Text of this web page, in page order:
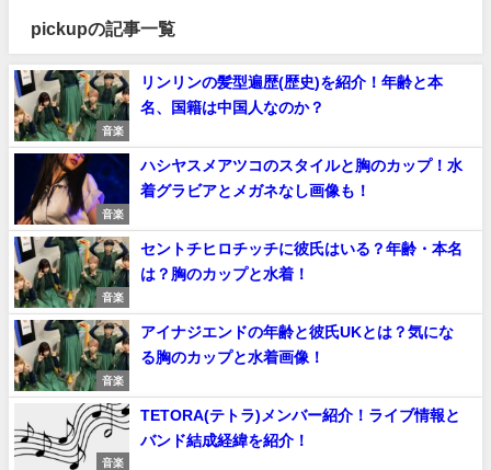
pickupの記事一覧
音楽
リンリンの髪型遍歴(歴史)を紹介！年齢と本
名、国籍は中国人なのか？
音楽
ハシヤスメアツコのスタイルと胸のカップ！水
着グラビアとメガネなし画像も！
音楽
セントチヒロチッチに彼氏はいる？年齢・本名
は？胸のカップと水着！
音楽
アイナジエンドの年齢と彼氏UKとは？気にな
る胸のカップと水着画像！
音楽
TETORA(テトラ)メンバー紹介！ライブ情報と
バンド結成経緯を紹介！